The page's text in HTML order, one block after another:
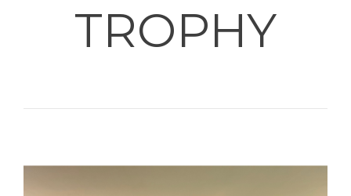
TROPHY